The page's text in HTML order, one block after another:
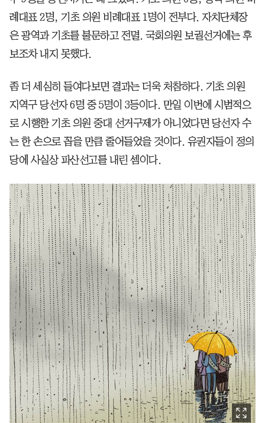
례대표 2명, 기초 의원 비례대표 1명이 전부다. 자치단체장
은 광역과 기초를 불문하고 전멸. 국회의원 보궐선거에는 후
보조차 내지 못했다.
좀 더 세심히 들여다보면 결과는 더욱 처참하다. 기초 의원
지역구 당선자 6명 중 5명이 3등이다. 만일 이번에 시범적으
로 시행한 기초 의원 중대 선거구제가 아니었다면 당선자 수
는 한 손으로 꼽을 만큼 줄어들었을 것이다. 유권자들이 정의
당에 사실상 파산선고를 내린 셈이다.